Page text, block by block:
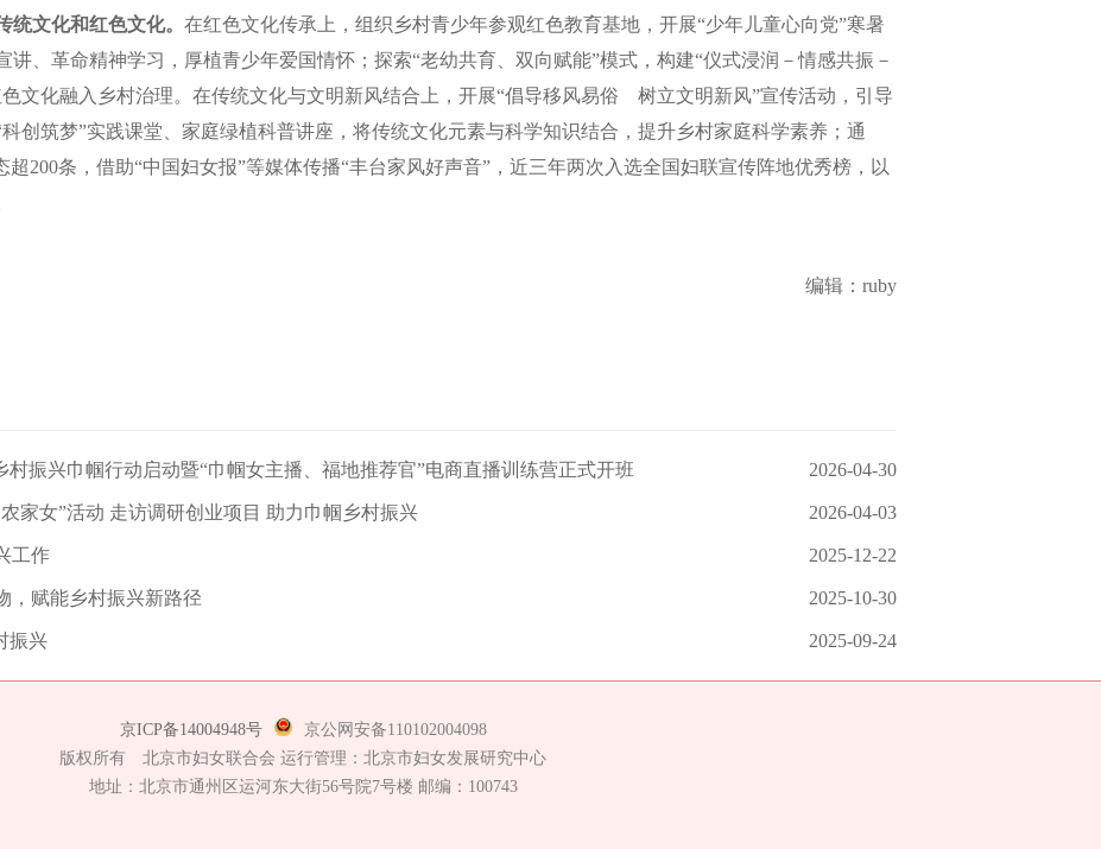
统文化和红色文化。 在红色文化传承上，组织乡村青少年参观红色教育基地，开展“少年儿童心向党”寒暑
、革命精神学习，厚植青少年爱国情怀；探索“老幼共育、双向赋能”模式，构建“仪式浸润－情感共振－
文化融入乡村治理。在传统文化与文明新风结合上，开展“倡导移风易俗 树立文明新风”宣传活动，引导
创筑梦”实践课堂、家庭绿植科普讲座，将传统文化元素与科学知识结合，提升乡村家庭科学素养；通
200条，借助“中国妇女报”等媒体传播“丰台家风好声音”，近三年两次入选全国妇联宣传阵地优秀榜，以
编辑：ruby
村振兴巾帼行动启动暨“巾帼女主播、福地推荐官”电商直播训练营正式开班 2026-04-30
家女”活动 走访调研创业项目 助力巾帼乡村振兴 2026-04-03
工作 2025-12-22
，赋能乡村振兴新路径 2025-10-30
振兴 2025-09-24
京ICP备14004948号
京公网安备110102004098
版权所有 北京市妇女联合会 运行管理：北京市妇女发展研究中心
地址：北京市通州区运河东大街56号院7号楼 邮编：100743